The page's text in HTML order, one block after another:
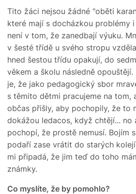
Tito žáci nejsou žádné "oběti
které mají s docházkou problémy
není v tom, že zanedbají výuku.
v šesté třídě u svého stropu
hned šestou třídu opakují, do
věkem a školu následně
je, že jako pedagogický sbor
s těmito dětmi pracujeme na tom,
občas přišly, aby pochopily, že to
dokážou ledacos, když chtějí... no
pochopí, že prostě nemusí. Bojím
podaří zase vrátit do starých
mi připadá, že jim teď do toho
známky.
Co myslíte, že by pomohlo?